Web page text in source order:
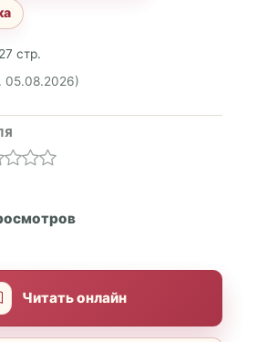
стр.
05.08.2026)
Читать онлайн